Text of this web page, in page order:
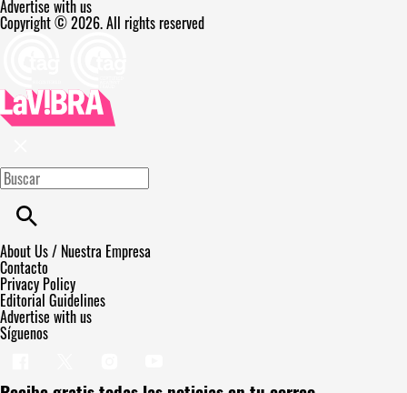
Advertise with us
Copyright © 2026. All rights reserved
About Us / Nuestra Empresa
Contacto
Privacy Policy
Editorial Guidelines
Advertise with us
Síguenos